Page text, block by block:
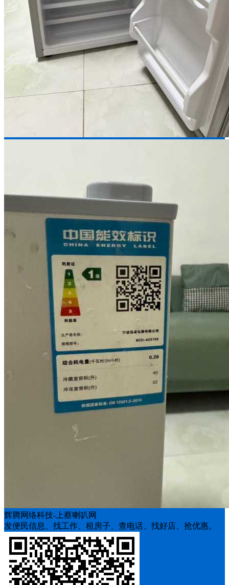
辉腾网络科技-上蔡喇叭网
发便民信息、找工作、租房子、查电话、找好店、抢优惠。